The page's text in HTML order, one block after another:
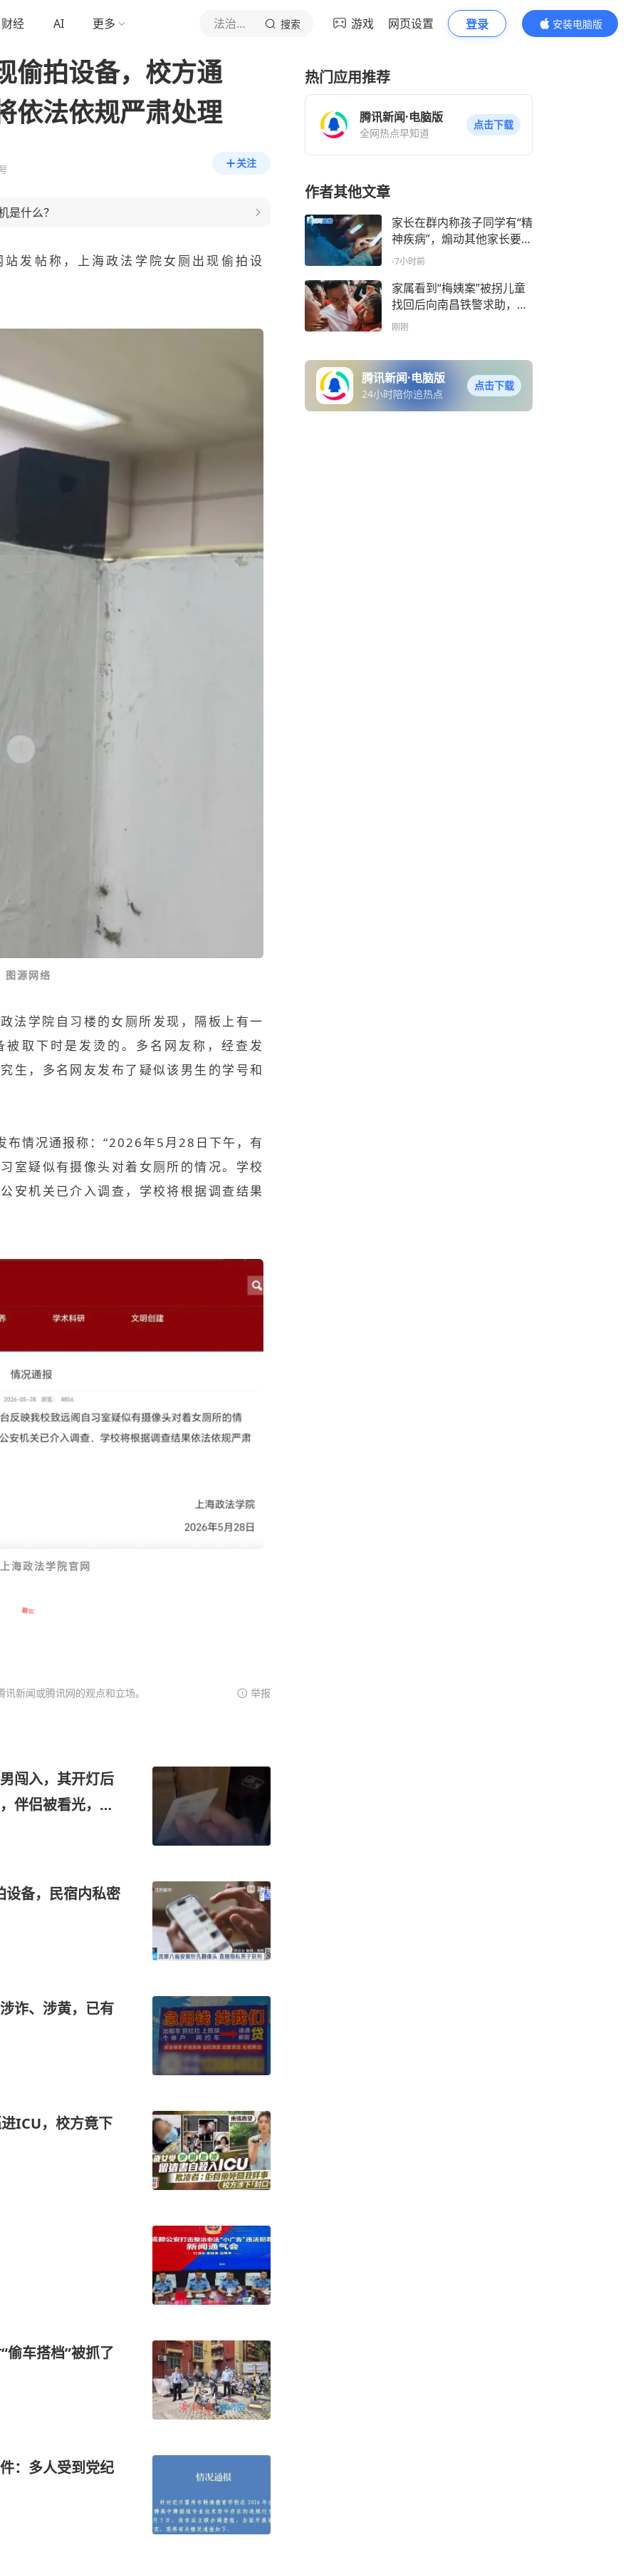
财经 AI 更多 法治日报 搜索 游戏 网页设置 登录
安装电脑版
内容更精彩
偷拍设备，校方通
依法依规严肃处理
关注
是什么？
发帖称，上海政法学院女厕出现偷拍设
图源网络
法学院 自习楼的女厕所发现，隔板上有一
取下时是发烫的。多名网友称，经查发
生，多名网友发布了疑似该男生的学号和
布情况通报称：“2026年5月28日下午，有
室疑似有摄像头对着女厕所的情况。学校
安机关已介入调查，学校将根据调查结果
海政法学院官网
新闻或腾讯网的观点和立场。 举报
闯入，其开灯后
伴侣被看光，觉
设备，民宿内私密
诈、涉黄，已有
ICU，校方竟下
偷车搭档”被抓了
：多人受到党纪
热门应用推荐
腾讯新闻·电脑版
全网热点早知道
点击下载
作者其他文章
家长在群内称孩子同学有“精
神疾病”，煽动其他家长要求
其退学，致其被孤立无法上
响，赔偿精神抚慰金｜朝闻
法治
-7小时前
家属看到“梅姨案”被拐儿童
找回后向南昌铁警求助，无
照片、无线索，民警汪挺用
刚刚
腾讯新闻·电脑版
24小时陪你追热点
点击下载